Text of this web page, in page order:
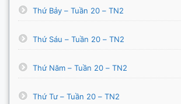
Thứ Bảy – Tuần 20 – TN2
Thứ Sáu – Tuần 20 – TN2
Thứ Năm – Tuần 20 – TN2
Thứ Tư – Tuần 20 – TN2